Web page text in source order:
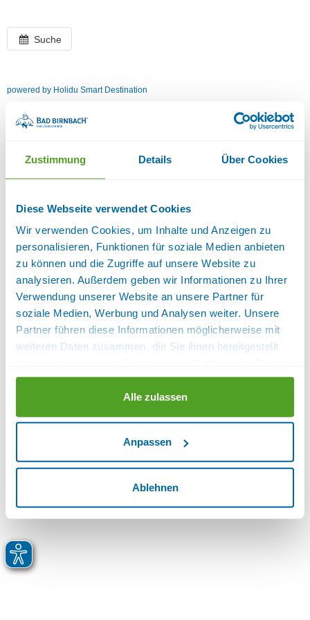
Zustimmung Details Über Cookies
Diese Webseite verwendet Cookies
Wir verwenden Cookies, um Inhalte und Anzeigen zu
personalisieren, Funktionen für soziale Medien anbieten
zu können und die Zugriffe auf unsere Website zu
analysieren. Außerdem geben wir Informationen zu Ihrer
Verwendung unserer Website an unsere Partner für
soziale Medien, Werbung und Analysen weiter. Unsere
Partner führen diese Informationen möglicherweise mit
weiteren Daten zusammen, die Sie ihnen bereitgestellt
gesammelt haben.
Alle zulassen
Anpassen
Ablehnen
Suche
powered by Holidu Smart Destination